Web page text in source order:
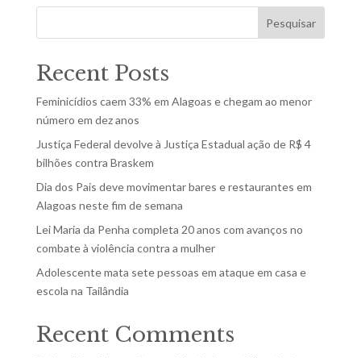
Pesquisar
Recent Posts
Feminicídios caem 33% em Alagoas e chegam ao menor
número em dez anos
Justiça Federal devolve à Justiça Estadual ação de R$ 4
bilhões contra Braskem
Dia dos Pais deve movimentar bares e restaurantes em
Alagoas neste fim de semana
Lei Maria da Penha completa 20 anos com avanços no
combate à violência contra a mulher
Adolescente mata sete pessoas em ataque em casa e
escola na Tailândia
Recent Comments